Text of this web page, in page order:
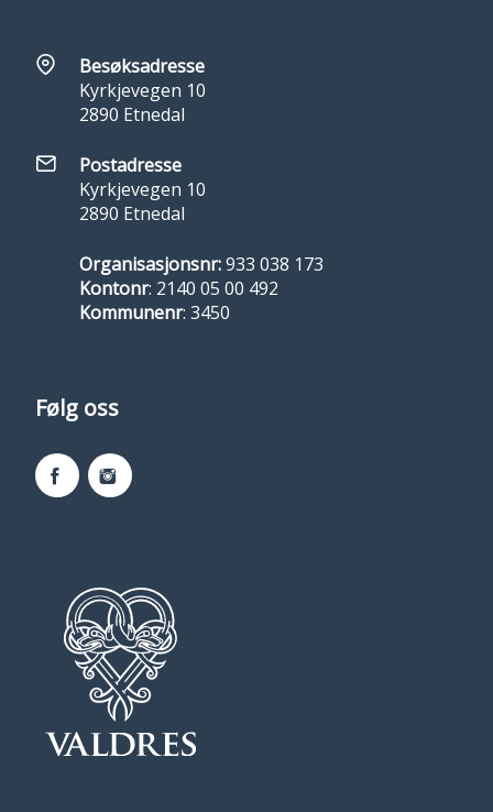
Besøksadresse
Kyrkjevegen 10
2890 Etnedal
Postadresse
Kyrkjevegen 10
2890 Etnedal
Organisasjonsnr:933 038 173
Kontonr: 2140 05 00 492
Kommunenr: 3450
Følg oss
FacebookInstagram